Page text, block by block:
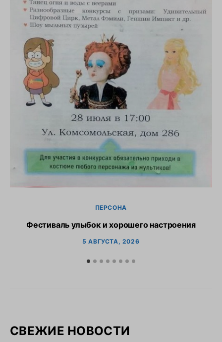
ПЕРСОНА
Фестиваль улыбок и хорошего настроения
5 АВГУСТА, 2026
СВЕЖИЕ НОВОСТИ